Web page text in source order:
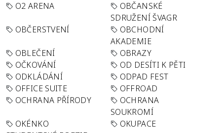
O2 ARENA
OBČANSKÉ
SDRUŽENÍ ŠVAGR
OBČERSTVENÍ
OBCHODNÍ
AKADEMIE
OBLEČENÍ
OBRAZY
OČKOVÁNÍ
OD DESÍTI K PĚTI
ODKLÁDÁNÍ
ODPAD FEST
OFFICE SUITE
OFFROAD
OCHRANA PŘÍRODY
OCHRANA
SOUKROMÍ
OKÉNKO
OKUPACE